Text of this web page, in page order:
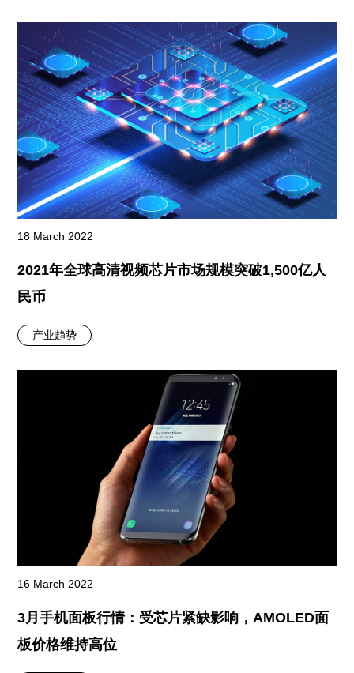
18 March 2022
2021年全球高清视频芯片市场规模突破1,500亿人
民币
产业趋势
16 March 2022
3月手机面板行情：受芯片紧缺影响，AMOLED面
板价格维持高位